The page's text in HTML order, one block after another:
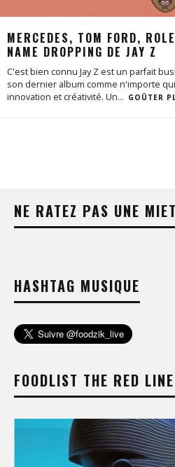
MERCEDES, TOM FORD,
NAME DROPPING DE JAY Z
C'est bien connu Jay Z est un parfait
son dernier album comme n'importe
innovation et créativité. Un... GOÛTER
NE RATEZ PAS UNE
HASHTAG MUSIQUE
FOODLIST THE RED